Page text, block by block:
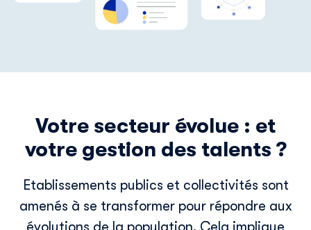
Votre secteur évolue : et
votre gestion des talents ?
Etablissements publics et collectivités sont
amenés à se transformer pour répondre aux
évolutions de la population. Cela implique